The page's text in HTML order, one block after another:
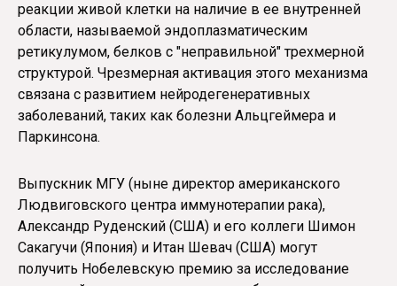
реакции живой клетки на наличие в ее внутренней
области, называемой эндоплазматическим
ретикулумом, белков с "неправильной" трехмерной
структурой. Чрезмерная активация этого механизма
связана с развитием нейродегенеративных
заболеваний, таких как болезни Альцгеймера и
Паркинсона.
Выпускник МГУ (ныне директор американского
Людвиговского центра иммунотерапии рака),
Александр Руденский (США) и его коллеги Шимон
Сакагучи (Япония) и Итан Шевач (США) могут
получить Нобелевскую премию за исследование